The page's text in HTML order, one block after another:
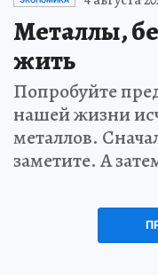
Металлы,
жить
Попробуйте
нашей жизни
металлов.
заметите. А